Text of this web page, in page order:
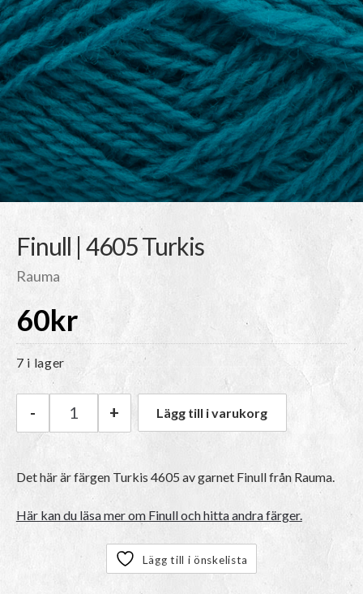
Finull | 4605 Turkis
Rauma
60kr
7 i lager
Rauma Finull | 4605 Turkis mängd
- + Lägg till i varukorg
Det här är färgen Turkis 4605 av garnet Finullfrån Rauma.
Här kan du läsa mer om Finull och hitta andra färger.
Lägg till i önskelista